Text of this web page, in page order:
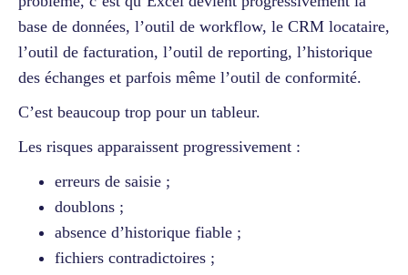
base de données, l’outil de workflow, le CRM locataire,
l’outil de facturation, l’outil de reporting, l’historique
des échanges et parfois même l’outil de conformité.
C’est beaucoup trop pour un tableur.
Les risques apparaissent progressivement :
erreurs de saisie ;
doublons ;
absence d’historique fiable ;
fichiers contradictoires ;